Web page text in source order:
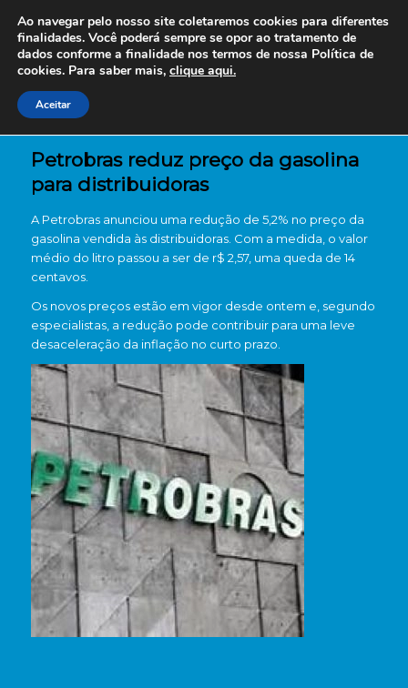
Petrobras reduz preço da gasolina
para distribuidoras
A Petrobras anunciou uma redução de 5,2% no preço da
gasolina vendida às distribuidoras. Com a medida, o valor
médio do litro passou a ser de r$ 2,57, uma queda de 14
centavos.
Os novos preços estão em vigor desde ontem e, segundo
especialistas, a redução pode contribuir para uma leve
desaceleração da inflação no curto prazo.
Ao navegar pelo nosso site coletaremos cookies para diferentes
finalidades. Você poderá sempre se opor ao tratamento de
dados conforme a finalidade nos termos de nossa Política de
cookies. Para saber mais, clique aqui.
Aceitar